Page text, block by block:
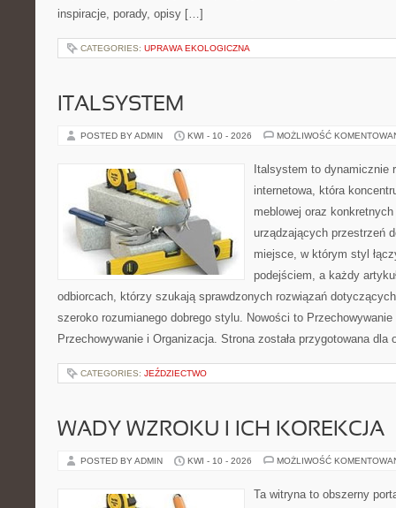
inspiracje, porady, opisy […]
CATEGORIES: UPRAWA EKOLOGICZNA
ITALSYSTEM
POSTED BY ADMIN KWI - 10 - 2026 MOŻLIWOŚĆ
Italsystem to dynamicznie
internetowa, która
meblowej oraz
urządzających przestrzeń
miejsce, w którym styl
podejściem, a każdy
odbiorcach, którzy szukają sprawdzonych rozwiązań
szeroko rozumianego dobrego stylu. Nowości to
Przechowywanie i Organizacja. Strona została przygotowana
CATEGORIES: JEŹDZIECTWO
WADY WZROKU I ICH KOREKCJA
POSTED BY ADMIN KWI - 10 - 2026 MOŻLIWOŚĆ
Ta witryna to obszerny